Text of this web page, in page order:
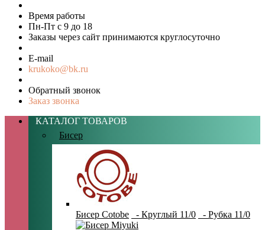
Время работы
Пн-Пт с 9 до 18
Заказы через сайт принимаются круглосуточно
E-mail
krukoko@bk.ru
Обратный звонок
Заказ звонка
КАТАЛОГ ТОВАРОВ
Бисер
Бисер Cotobe - Круглый 11/0 - Рубка 11/0